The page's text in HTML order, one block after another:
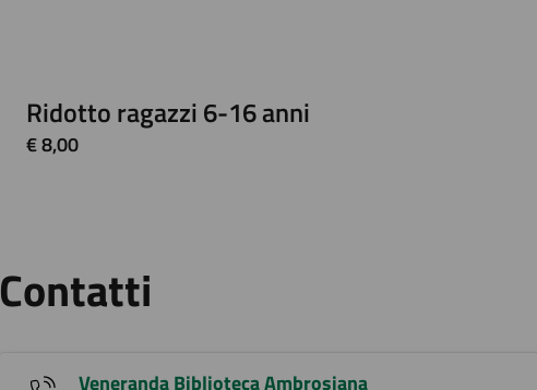
Ridotto ragazzi 6-16 anni
€ 8,00
Contatti
Veneranda Biblioteca Ambrosiana